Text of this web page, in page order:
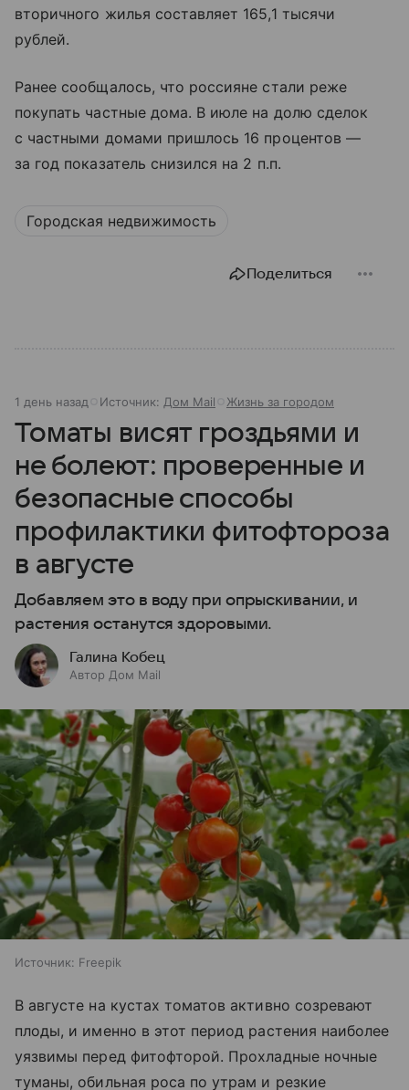
вторичного жилья составляет 165,1 тысячи
рублей.
Ранее сообщалось, что россияне стали реже
покупать частные дома. В июле на долю сделок
с частными домами пришлось 16 процентов —
за год показатель снизился на 2 п.п.
Городская недвижимость
Поделиться
1 день назад Источник: Дом Mail Жизнь за городом
Томаты висят гроздьями и
не болеют: проверенные и
безопасные способы
профилактики фитофтороза
в августе
Добавляем это в воду при опрыскивании, и
растения останутся здоровыми.
Галина Кобец
Автор Дом Mail
Источник: Freepik
В августе на кустах томатов активно созревают
плоды, и именно в этот период растения наиболее
уязвимы перед фитофторой. Прохладные ночные
туманы, обильная роса по утрам и резкие